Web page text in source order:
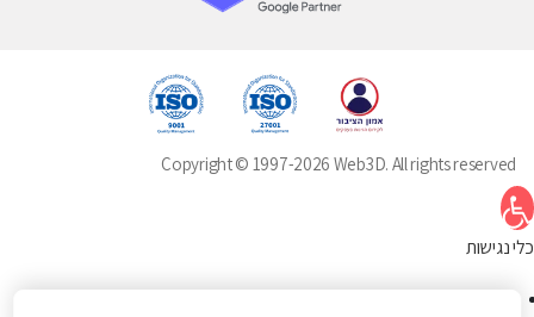
Copyright © 1997-2026 Web3D. All rights reserved
פתח סרגל נגישות
כלי נגישות
הגדל טקסט